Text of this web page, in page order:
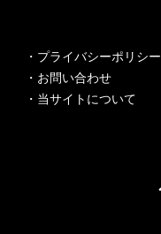
・ プライバシーポリシー
・ お問い合わせ
・ 当サイトについて